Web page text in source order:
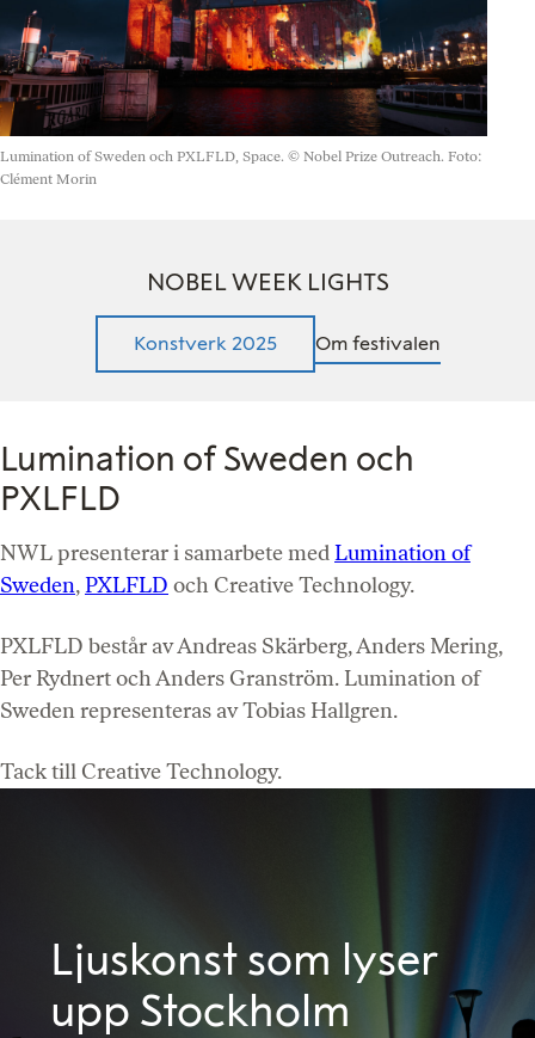
Lumination of Sweden och PXLFLD, Space. © Nobel Prize Outreach. Foto:
Clément Morin
NOBEL WEEK LIGHTS
Konstverk 2025 Om festivalen
Lumination of Sweden och
PXLFLD
NWL presenterar i samarbete medLumination of
Sweden,PXLFLD och Creative Technology.
PXLFLD består av Andreas Skärberg, Anders Mering,
Per Rydnert och Anders Granström. Lumination of
Sweden representeras av Tobias Hallgren.
Tack till Creative Technology.
Ljuskonst som lyser
upp Stockholm